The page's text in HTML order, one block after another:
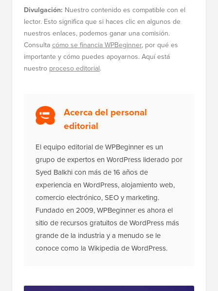
Divulgación: Nuestro contenido es compatible con el
lector. Esto significa que si haces clic en algunos de
nuestros enlaces, podemos ganar una comisión.
Consultacómo se financia WPBeginner, por qué es
importante y cómo puedes apoyarnos. Aquí está
nuestro proceso editorial.
Acerca del personal
editorial
El equipo editorial de WPBeginner es un
grupo de expertos en WordPress liderado por
Syed Balkhi con más de 16 años de
experiencia en WordPress, alojamiento web,
comercio electrónico, SEO y marketing.
Fundado en 2009, WPBeginner es ahora el
sitio de recursos gratuitos de WordPress más
grande de la industria y a menudo se le
conoce como la Wikipedia de WordPress.